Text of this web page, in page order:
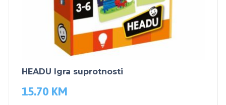
HEADU Igra suprotnosti
15.70 KM